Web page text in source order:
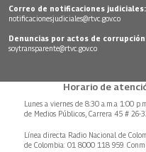
Correo de notificaciones judiciales:
notificacionesjudiciales@rtvc.gov.co
Denuncias por actos de
soytransparente@rtvc.gov.co
Horario de
Lunes a viernes de 8:30 a.m.a 1:00
de Medios Públicos, Carrera 45 # 26-
Línea directa Radio Nacional de
de Colombia: 01 8000 118 959.